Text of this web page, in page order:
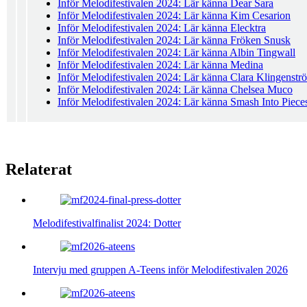
Inför Melodifestivalen 2024: Lär känna Dear Sara
Inför Melodifestivalen 2024: Lär känna Kim Cesarion
Inför Melodifestivalen 2024: Lär känna Elecktra
Inför Melodifestivalen 2024: Lär känna Fröken Snusk
Inför Melodifestivalen 2024: Lär känna Albin Tingwall
Inför Melodifestivalen 2024: Lär känna Medina
Inför Melodifestivalen 2024: Lär känna Clara
Inför Melodifestivalen 2024: Lär känna Chelsea Muco
Inför Melodifestivalen 2024: Lär känna Smash Into
Relaterat
Melodifestivalfinalist 2024: Dotter
Intervju med gruppen A-Teens inför Melodifestivalen 2026